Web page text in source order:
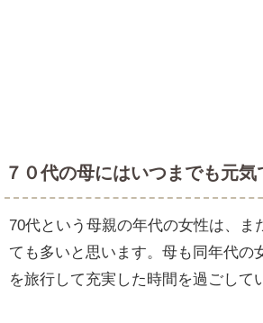
７０代の母にはいつまでも元
70代という母親の年代の女性は、ま
ても多いと思います。母も同年代の
を旅行して充実した時間を過ごして